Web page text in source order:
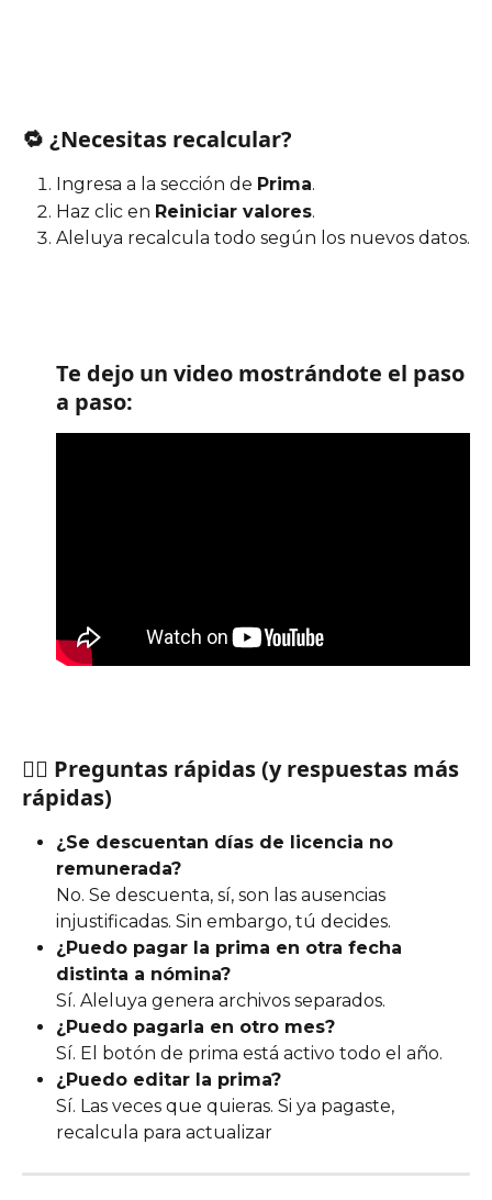
🔁 ¿Necesitas recalcular?
Ingresa a la sección de Prima.
Haz clic en Reiniciar valores.
Aleluya recalcula todo según los nuevos datos.
Te dejo un video mostrándote el paso
a paso:
🙋‍♀️ Preguntas rápidas (y respuestas más
rápidas)
¿Se descuentan días de licencia no
remunerada?
No. Se descuenta, sí, son las ausencias
injustificadas. Sin embargo, tú decides.
¿Puedo pagar la prima en otra fecha
distinta a nómina?
Sí. Aleluya genera archivos separados.
¿Puedo pagarla en otro mes?
Sí. El botón de prima está activo todo el año.
¿Puedo editar la prima?
Sí. Las veces que quieras. Si ya pagaste,
recalcula para actualizar